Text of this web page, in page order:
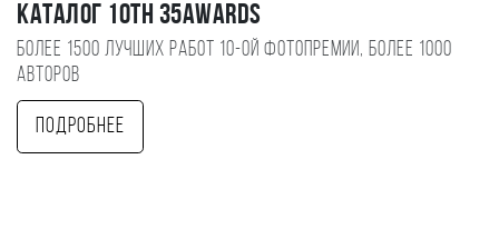
Каталог 10TH 35AWARDS
Более 1500 лучших работ 10-ой фотопремии, более 1000
авторов
Подробнее